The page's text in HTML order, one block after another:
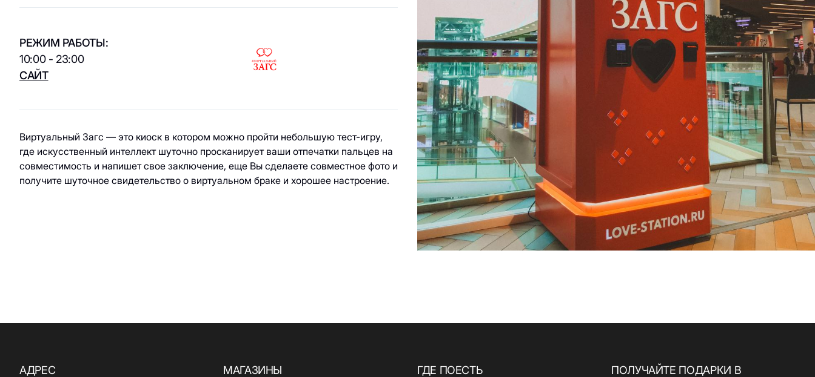
Красота и
здоровье
Товары для спорта
книги и бытовая
техника
Товары для дома
кухня / Веган
Электрокары
Скачать приложение
РЕЖИМ РАБОТЫ:
10:00 - 23:00
САЙТ
Виртуальный Загс — это киоск в котором можно пройти небольшую тест-игру,
где искусственный интеллект шуточно просканирует ваши отпечатки пальцев на
совместимость и напишет свое заключение, еще Вы сделаете совместное фото и
получите шуточное свидетельство о виртуальном браке и хорошее настроение.
АДРЕС МАГАЗИНЫ ГДЕ ПОЕСТЬ
ПОЛУЧАЙТЕ ПОДАРКИ В